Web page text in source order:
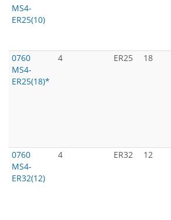
MS4-
ER25(10)
0760
MS4-
ER25(18)*
4 ER25 18
0760
MS4-
ER32(12)
4 ER32 12